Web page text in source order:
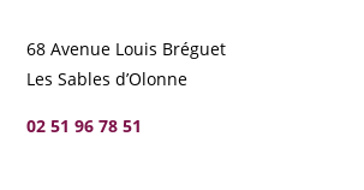
68 Avenue Louis Bréguet
Les Sables d’Olonne
02 51 96 78 51